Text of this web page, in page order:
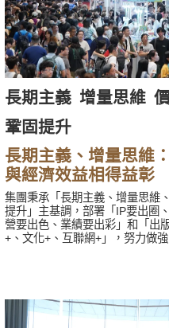
長期主義 增量思維
鞏固提升
長期主義、增量思維
與經濟效益相得益彰
集團秉承「長期主義、增量思維
提升」主基調，部署「IP要出圈
營要出色、業績要出彩」和「出
+、文化+、互聯網+」，努力做強